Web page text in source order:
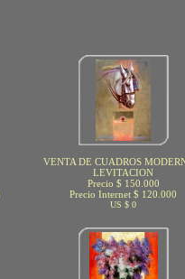
VENTA DE CUADROS
LEVITACION
Precio $ 150.000
Precio Internet $ 120.000
US $ 0